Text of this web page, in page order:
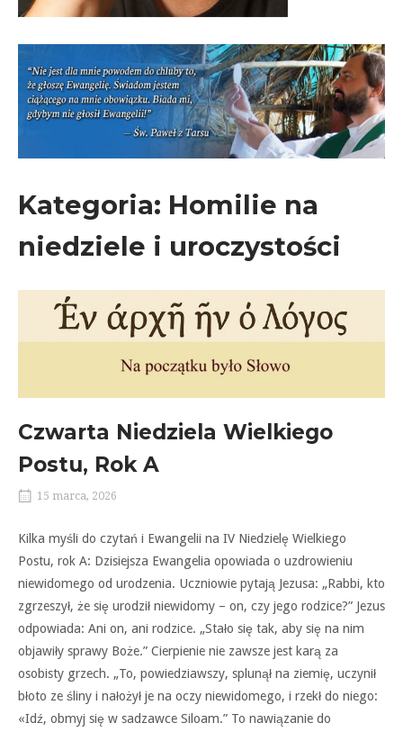
Kategoria: Homilie na
niedziele i uroczystości
Czwarta Niedziela Wielkiego
Postu, Rok A
15 marca, 2026
Kilka myśli do czytań i Ewangelii na IV Niedzielę Wielkiego
Postu, rok A: Dzisiejsza Ewangelia opowiada o uzdrowieniu
niewidomego od urodzenia. Uczniowie pytają Jezusa: „Rabbi, kto
zgrzeszył, że się urodził niewidomy – on, czy jego rodzice?” Jezus
odpowiada: Ani on, ani rodzice. „Stało się tak, aby się na nim
objawiły sprawy Boże.” Cierpienie nie zawsze jest karą za
osobisty grzech. „To, powiedziawszy, splunął na ziemię, uczynił
błoto ze śliny i nałożył je na oczy niewidomego, i rzekł do niego:
«Idź, obmyj się w sadzawce Siloam.” To nawiązanie do